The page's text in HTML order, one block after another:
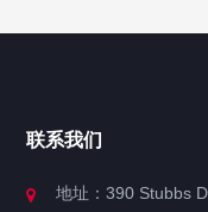
联系我们
地址：390 Stubbs